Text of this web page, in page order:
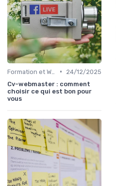
•
24/12/2025
Cv-webmaster : comment
choisir ce qui est bon pour
vous